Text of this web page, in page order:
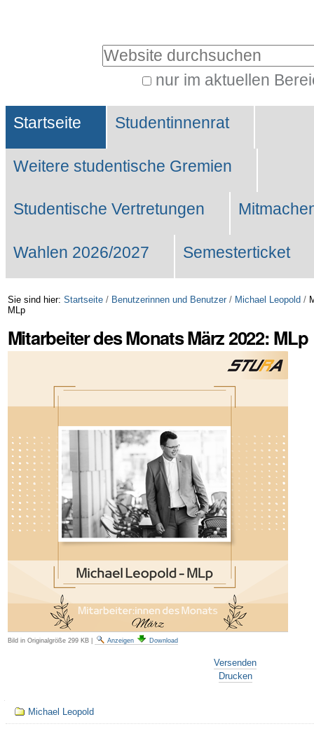
Website durchsuchen
nur im aktuellen
Suche…
Sektionen
Startseite Studentinnenrat
Weitere studentische Gremien
Studentische Vertretungen
Wahlen 2026/2027 Semesterticket
Sie sind hier: Startseite / Benutzerinnen und Benutzer / Michael Leopold /
MLp
Mitarbeiter des Monats März 2022: MLp
Bild in Originalgröße 299 KB| Anzeigen Download
Versenden
Drucken
Navigation
Michael Leopold